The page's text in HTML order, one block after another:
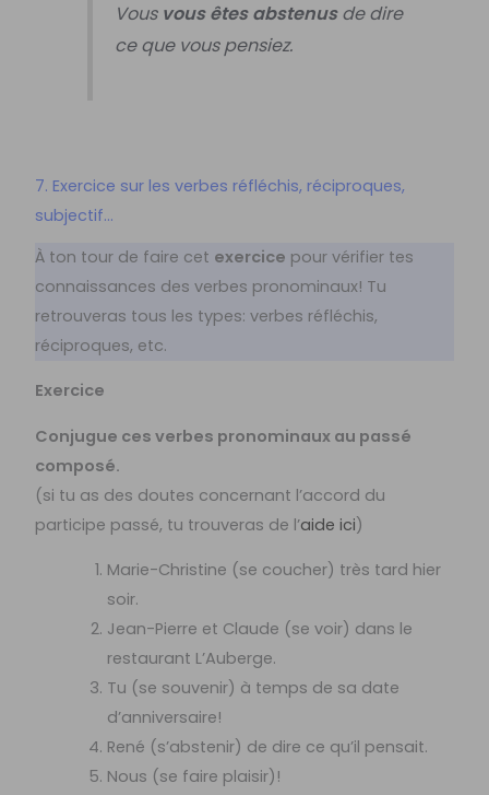
Vous vous êtes abstenusde dire
ce que vous pensiez.
7. Exercice sur les verbes réfléchis, réciproques,
subjectif…
À ton tour de faire cet exercice pour vérifier tes
connaissances des verbes pronominaux! Tu
retrouveras tous les types: verbes réfléchis,
réciproques, etc.
Exercice
Conjugue ces verbes pronominaux au passé
composé.
(si tu as des doutes concernant l’accord du
participe passé, tu trouveras de l’aide ici)
Marie-Christine (se coucher) très tard hier
soir.
Jean-Pierre et Claude (se voir) dans le
restaurant L’Auberge.
Tu (se souvenir) à temps de sa date
d’anniversaire!
René (s’abstenir) de dire ce qu’il pensait.
Nous (se faire plaisir)!